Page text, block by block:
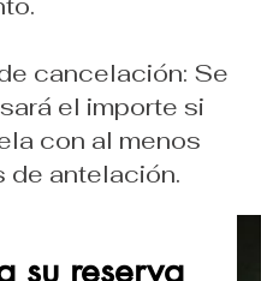
cancelación: Se
el importe si
con al menos
de antelación.
su reserva